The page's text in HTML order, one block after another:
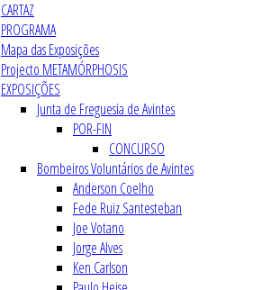
CARTAZ
PROGRAMA
Mapa das Exposições
Projecto METAMÓRPHOSIS
EXPOSIÇÕES
Junta de Freguesia de Avintes
POR-FIN
CONCURSO
Bombeiros Voluntários de Avintes
Anderson Coelho
Fede Ruiz Santesteban
Joe Votano
Jorge Alves
Ken Carlson